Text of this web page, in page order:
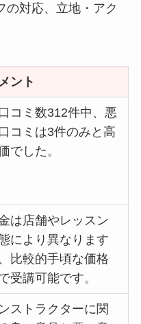
の対応、立地・アク
ント
コミ数312件中、悪
コミは3件のみと高
でした。
は店舗やレッスン
により異なります
比較的手頃な価格
受講可能です。
ストラクターに関